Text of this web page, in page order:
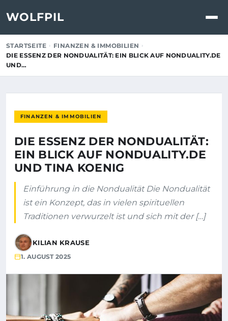
WOLFPIL
STARTSEITE
FINANZEN & IMMOBILIEN
DIE ESSENZ DER NONDUALITÄT: EIN BLICK AUF NONDUALITY.DE
UND…
FINANZEN & IMMOBILIEN
DIE ESSENZ DER NONDUALITÄT:
EIN BLICK AUF NONDUALITY.DE
UND TINA KOENIG
Einführung in die Nondualität Die Nondualität
ist ein Konzept, das in vielen spirituellen
Traditionen verwurzelt ist und sich mit der […]
KILIAN KRAUSE
1. AUGUST 2025